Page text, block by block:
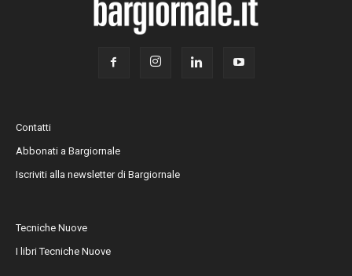
Contatti
Abbonati a Bargiornale
Iscriviti alla newsletter di Bargiornale
Tecniche Nuove
I libri Tecniche Nuove